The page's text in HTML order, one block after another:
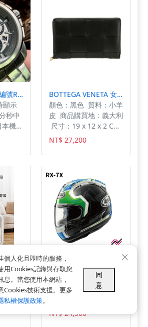
個人化且即時的服務，
用Cookies記錄與存取您
息。當您使用本網站，
Cookies技術支援。更多
私權保護政策。
同
意
料選用 - 精密工程設計
使用特性： - 順暢精準
驗 - 實用便利的調整方
式 適用範圍： - 道路合
士 ✦ GILLES
TOOLING 提升的不只
是性能，更是品味。
車險 🎈 胖迪電驅碟煞
🌟 EnMIS 2.0 省油科技
再進化，極致省油 🌟
統，起步加速提升 🌟
間大-車廂可放兩頂3/4
安全帽 🌟 舒適度-低座
高長坐墊，駕駛乘客都
舒適 🌟 安全感-LED大
燈，加強夜間行車安全
🌟 貼心座-USB充電，
長途騎乘不怕手機沒電
MS283WGS 🔺 隱藏式
前鏡頭 🔺 隱藏式3鍵縮
檔鍵 🌟 前後獨立
1080P高畫質雙鏡頭 🌟
全機 IP67防塵防水 🌟
搭載2.5吋 LCD液晶顯示
器 🌟 F1.8大光圈 ∕ 140
度廣角 🌟 APP連線即可
用手機觀看/下載影像
🌟 支援停車監控功能
（選配）：縮時錄影 ∕ 碰
撞啟動 ∕ 偵測移動 🌟 業
MASERATI手錶,編號R8873621006,44mm銀圓形精鋼錶殼,槍灰藍三眼, 運動, 木紋錶面,銀色精鋼錶帶款
顯示
秒中
機芯
超超
，品
讚的
不一
晴
BOTTEGA VENETA 女款 BV 小羊皮金色拉鍊長夾 黑色 651368VCQC1 8425
顏色：黑色 質料：小羊
皮 商品購買地：義大利
尺寸：19 x 12 x 2 CM
商品功能：12個卡層，
2個鈔票層，1個附加隔
層，1個零錢拉鍊袋 商
品附件：品牌盒子，防
塵袋，保卡
NT$ 27,200
暖窩
用控
孩設
音量
▲下標前請先聊聊詢問
是否有無現貨。 ▲本商
貨。本商品一經使用(包
NT$ 24,500